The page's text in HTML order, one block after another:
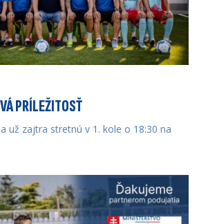
PRÍLEŽITOSŤ
už zajtra stretnú v 1. kole o 18:30 na